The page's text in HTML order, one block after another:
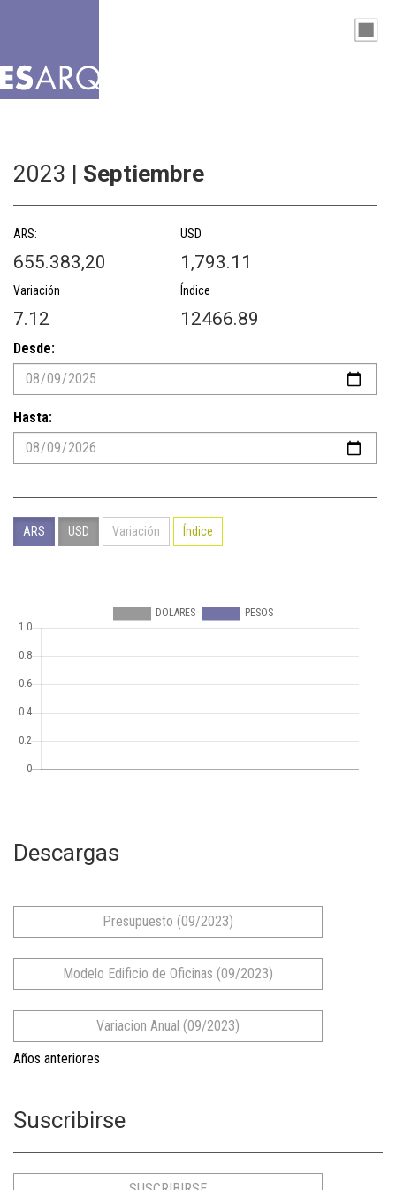
2023 | Septiembre
ARS:
655.383,20
USD
1,793.11
Variación
7.12
Índice
12466.89
Desde:
Hasta:
ARS USD Variación Índice
Descargas
Presupuesto (09/2023)
Modelo Edificio de Oficinas (09/2023)
Variacion Anual (09/2023)
Años anteriores
12/2019
Suscribirse